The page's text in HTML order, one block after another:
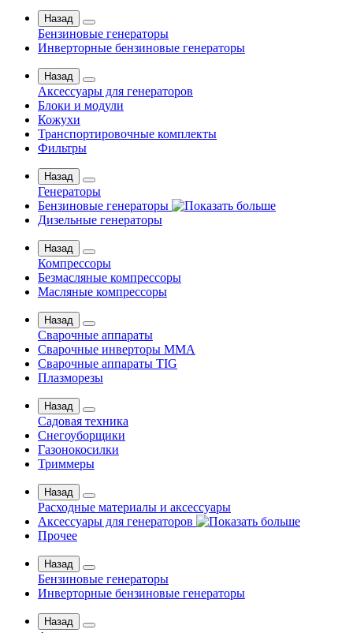
Назад
Бензиновые генераторы
Инверторные бензиновые генераторы
Назад
Аксессуары для генераторов
Блоки и модули
Кожухи
Транспортировочные комплекты
Фильтры
Назад
Генераторы
Бензиновые генераторы
Дизельные генераторы
Назад
Компрессоры
Безмасляные компрессоры
Масляные компрессоры
Назад
Сварочные аппараты
Сварочные инверторы MMA
Сварочные аппараты TIG
Плазморезы
Назад
Садовая техника
Снегоуборщики
Газонокосилки
Триммеры
Назад
Расходные материалы и аксессуары
Аксессуары для генераторов
Прочее
Назад
Бензиновые генераторы
Инверторные бензиновые генераторы
Назад